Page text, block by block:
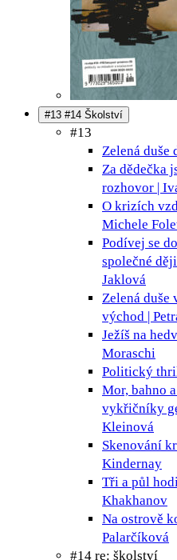
#13 #14 Školství
#13
Zelená duše
Za dědečka
rozhovor |
O krizích
Michele
Podívej se
společné
Jaklová
Zelená duše
východ |
Ježíš na
Moraschi
Politický
Mor, bahno
vykřičníky
Kleinová
Skenování
Kindernay
Tři a půl
Khakhanov
Na ostrově
Palarčíková
#14 re: školství